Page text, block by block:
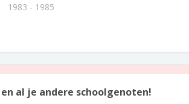
1983 - 1985
al je andere schoolgenoten!